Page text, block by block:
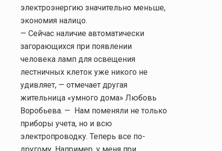
электроэнергию значительно меньше,
экономия налицо.
— Сейчас наличие автоматически
загорающихся при появлении
человека ламп для освещения
лестничных клеток уже никого не
удивляет, — отмечает другая
жительница «умного дома» Любовь
Воробьева. — Нам поменяли не только
приборы учета, но и всю
электропроводку. Теперь все по-
другому. Например, у меня при